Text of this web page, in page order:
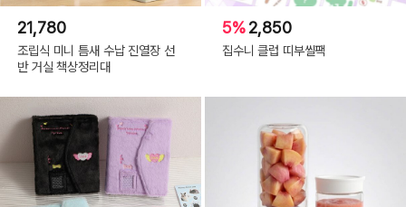
21,780
조립식 미니 틈새 수납 진열장 선
반 거실 책상정리대
5%2,850
집수니 클럽 띠부씰팩